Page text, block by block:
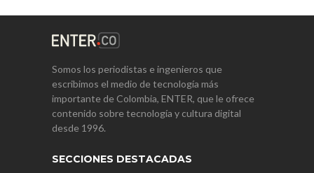
Somos los periodistas e ingenieros que
escribimos el medio de tecnología más
importante de Colombia, ENTER, que le ofrece
contenido sobre tecnología y cultura digital
desde 1996.
SECCIONES DESTACADAS